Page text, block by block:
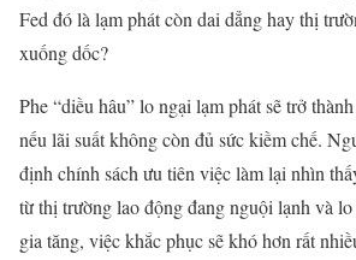
Fed đó là lạm phát còn dai dẳng hay thị
xuống dốc?
Phe “diều hâu” lo ngại lạm phát sẽ trở
nếu lãi suất không còn đủ sức kiềm chế.
định chính sách ưu tiên việc làm lại nhìn
từ thị trường lao động đang nguội lạnh và
gia tăng, việc khắc phục sẽ khó hơn rất